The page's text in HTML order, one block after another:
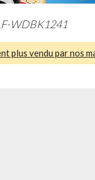
WDBK1241
plus vendu par nos